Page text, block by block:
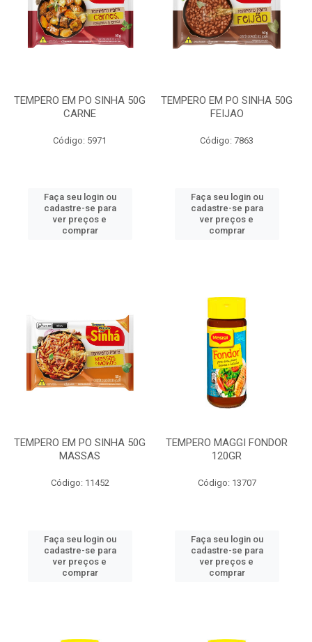
TEMPERO EM PO SINHA 50G
CARNE
Código: 5971
Faça seu login ou
cadastre-se para
ver preços e
comprar
TEMPERO EM PO SINHA 50G
FEIJAO
Código: 7863
Faça seu login ou
cadastre-se para
ver preços e
comprar
TEMPERO EM PO SINHA 50G
MASSAS
Código: 11452
Faça seu login ou
cadastre-se para
ver preços e
comprar
TEMPERO MAGGI FONDOR
120GR
Código: 13707
Faça seu login ou
cadastre-se para
ver preços e
comprar